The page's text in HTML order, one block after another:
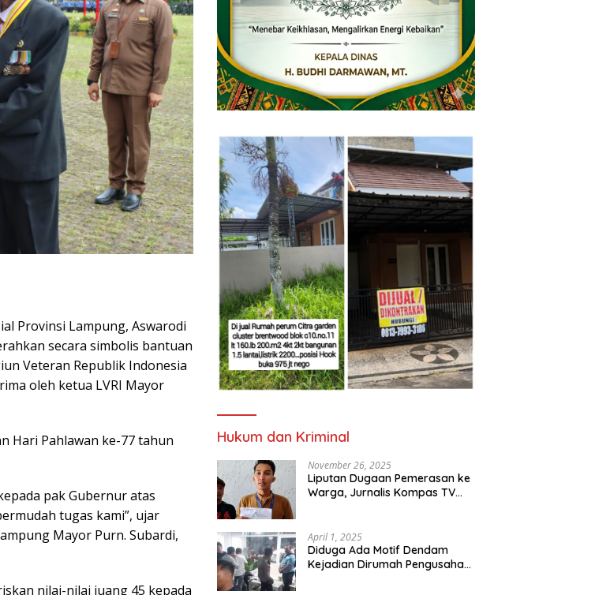
Provinsi Lampung, Aswarodi
secara simbolis bantuan
Veteran Republik Indonesia
oleh ketua LVRI Mayor
Hari Pahlawan ke-77 tahun
pak Gubernur atas
tugas kami”, ujar
Mayor Purn. Subardi,
nilai-nilai juang 45 kepada
Hukum dan Kriminal
November 26, 2025
Liputan Dugaan Pemerasan ke
Warga, Jurnalis Kompas TV
April 1, 2025
Diduga Ada Motif Dendam
Kejadian Dirumah Pengusaha